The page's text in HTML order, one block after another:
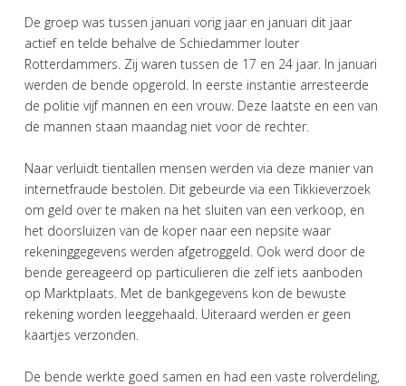
De groep was tussen januari vorig jaar en januari dit jaar
actief en telde behalve de Schiedammer louter
Rotterdammers. Zij waren tussen de 17 en 24 jaar. In januari
werden de bende opgerold. In eerste instantie arresteerde
de politie vijf mannen en een vrouw. Deze laatste en een van
de mannen staan maandag niet voor de rechter.
Naar verluidt tientallen mensen werden via deze manier van
internetfraude bestolen. Dit gebeurde via een Tikkieverzoek
om geld over te maken na het sluiten van een verkoop, en
het doorsluizen van de koper naar een nepsite waar
rekeninggegevens werden afgetroggeld. Ook werd door de
bende gereageerd op particulieren die zelf iets aanboden
op Marktplaats. Met de bankgegevens kon de bewuste
rekening worden leeggehaald. Uiteraard werden er geen
kaartjes verzonden.
De bende werkte goed samen en had een vaste rolverdeling,